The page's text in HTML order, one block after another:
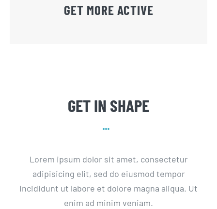
GET MORE ACTIVE
GET IN SHAPE
Lorem ipsum dolor sit amet, consectetur
adipisicing elit, sed do eiusmod tempor
incididunt ut labore et dolore magna aliqua. Ut
enim ad minim veniam.